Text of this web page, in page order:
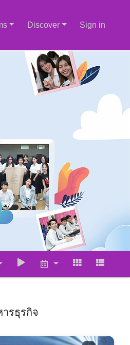
Discover Sign in
รธุรกิจ